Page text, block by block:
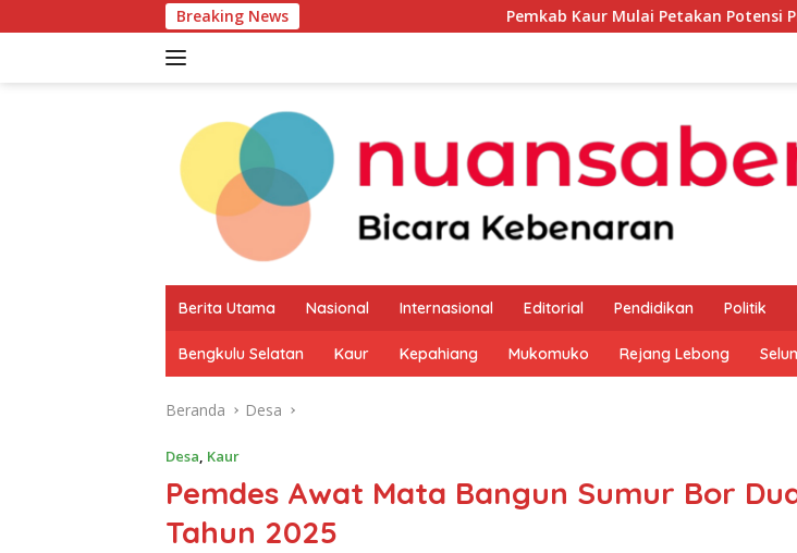
ke
Breaking News Pemkab Kaur Mulai Petakan Potensi Produk Unggulan
Berita Utama Nasional Internasional Editorial Pendidikan Politik
Bengkulu Selatan Kaur Kepahiang Mukomuko Rejang Lebong
Beranda Desa
Desa, Kaur
Pemdes Awat Mata Bangun Sumur Bor
Tahun 2025